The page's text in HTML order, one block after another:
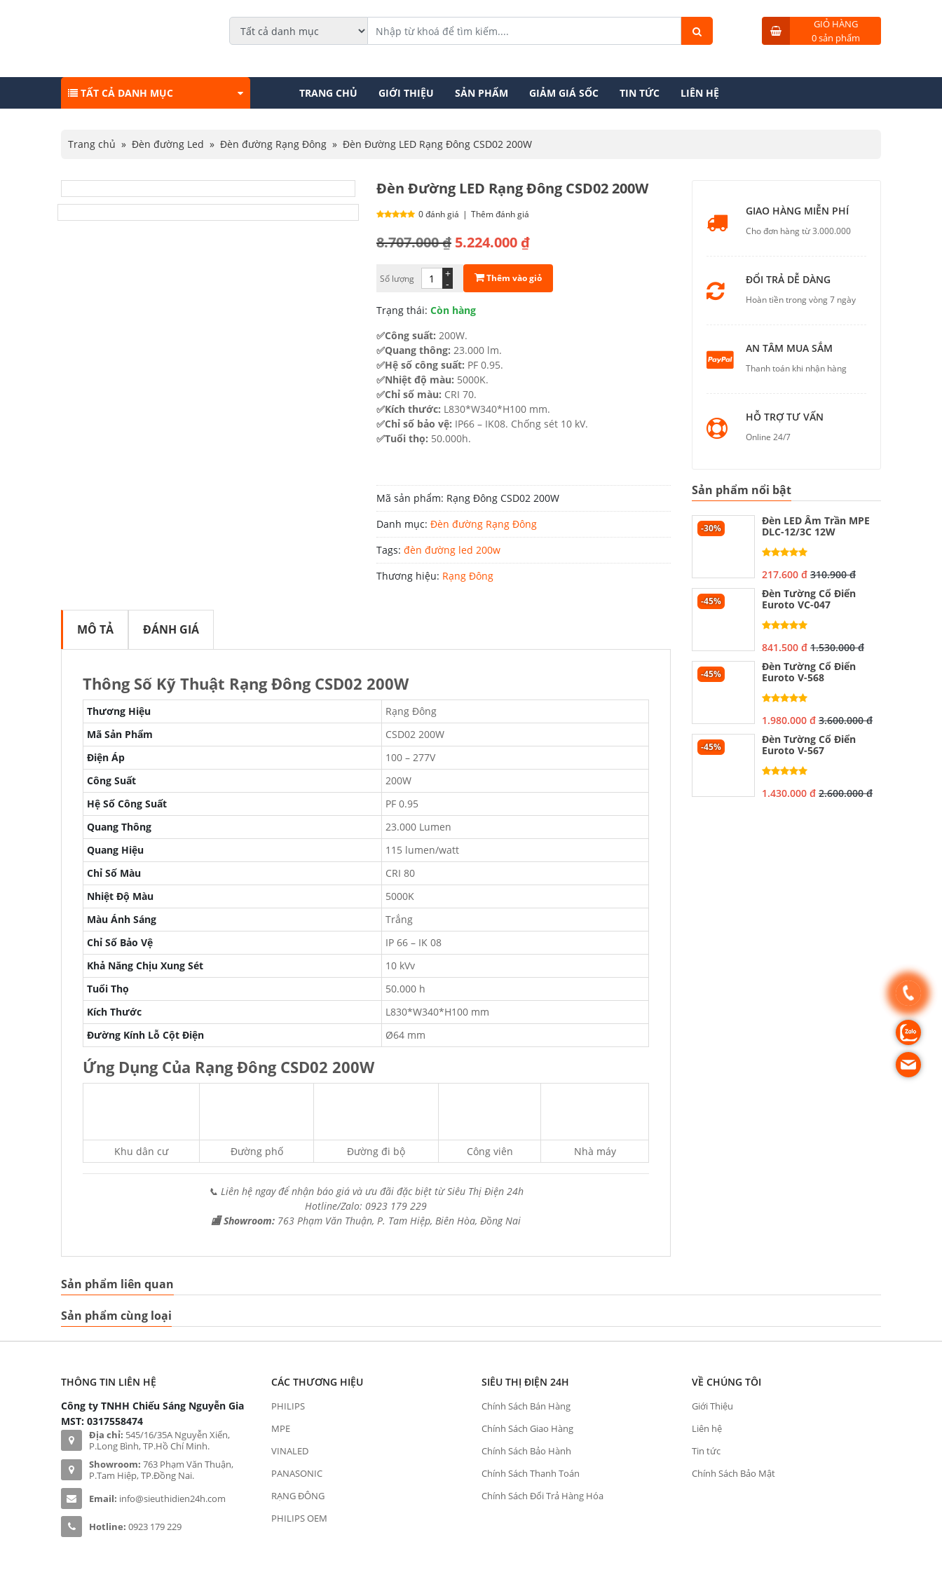
GIỎ HÀNG
0 sản phẩm
TẤT CẢ DANH MỤC TRANG CHỦ GIỚI THIỆU SẢN PHẨM GIẢM GIÁ SỐC TIN TỨC LIÊN HỆ
Trang chủ » Đèn đường Led » Đèn đường Rạng Đông » Đèn Đường LED Rạng Đông CSD02 200W
Đèn Đường LED Rạng Đông CSD02 200W
0 đánh giá | Thêm đánh giá
8.707.000₫
Giá
là:
8.707.000 ₫.
5.224.000 ₫
Giá
tại
là:
5.224.000 ₫.
Số lượng -
+ Thêm vào giỏ
Trạng thái: Còn hàng
✅Công suất: 200W.
✅Quang thông: 23.000 lm.
✅Hệ số công suất: PF 0.95.
✅Nhiệt độ màu: 5000K.
✅Chỉ số màu: CRI 70.
✅Kích thước: L830*W340*H100 mm.
✅Chỉ số bảo vệ: IP66 – IK08. Chống sét 10 kV.
✅Tuổi thọ: 50.000h.
Mã sản phẩm: Rạng Đông CSD02 200W
Danh mục: Đèn đường Rạng Đông
Tags: đèn đường led 200w
Thương hiệu: Rạng Đông
MÔ TẢ ĐÁNH GIÁ
Thông Số Kỹ Thuật Rạng Đông CSD02 200W
Thương Hiệu
Rạng Đông
Mã Sản Phẩm
CSD02 200W
Điện Áp
100 – 277V
Công Suất
200W
Hệ Số Công Suất
PF 0.95
Quang Thông
23.000 Lumen
Quang Hiệu
115 lumen/watt
Chỉ Số Màu
CRI 80
Nhiệt Độ Màu
5000K
Màu Ánh Sáng
Trắng
Chỉ Số Bảo Vệ
IP 66 – IK 08
Khả Năng Chịu Xung Sét
10 kVv
Tuổi Thọ
50.000 h
Kích Thước
L830*W340*H100 mm
Đường Kính Lỗ Cột Điện
Ø64 mm
Ứng Dụng Của Rạng Đông CSD02 200W
Khu dân cư Đường phố Đường đi bộ Công viên Nhà máy
📞 Liên hệ ngay để nhận báo giá và ưu đãi đặc biệt từ Siêu Thị Điện 24h
Hotline/Zalo: 0923 179 229
🏬 Showroom: 763 Phạm Văn Thuận, P. Tam Hiệp, Biên Hòa, Đồng Nai
GIAO HÀNG MIỄN PHÍ
Cho đơn hàng từ 3.000.000
ĐỔI TRẢ DỄ DÀNG
Hoàn tiền trong vòng 7 ngày
AN TÂM MUA SẮM
Thanh toán khi nhận hàng
HỖ TRỢ TƯ VẤN
Online 24/7
Sản phẩm nổi bật
-30%
Đèn LED Âm Trần MPE
DLC-12/3C 12W
217.600 đ 310.900 đ
-45%
Đèn Tường Cổ Điển
Euroto VC-047
841.500 đ 1.530.000 đ
-45%
Đèn Tường Cổ Điển
Euroto V-568
1.980.000 đ 3.600.000 đ
-45%
Đèn Tường Cổ Điển
Euroto V-567
1.430.000 đ 2.600.000 đ
Sản phẩm liên quan
Sản phẩm cùng loại
THÔNG TIN LIÊN HỆ
Công ty TNHH Chiếu Sáng Nguyễn Gia
MST: 0317558474
Địa chỉ: 545/16/35A Nguyễn Xiển,
P.Long Bình, TP.Hồ Chí Minh.
Showroom: 763 Phạm Văn Thuận,
P.Tam Hiệp, TP.Đồng Nai.
Email: info@sieuthidien24h.com
Hotline: 0923 179 229
CÁC THƯƠNG HIỆU
PHILIPS
MPE
VINALED
PANASONIC
RẠNG ĐÔNG
PHILIPS OEM
SIÊU THỊ ĐIỆN 24H
Chính Sách Bán Hàng
Chính Sách Giao Hàng
Chính Sách Bảo Hành
Chính Sách Thanh Toán
Chính Sách Đổi Trả Hàng Hóa
VỀ CHÚNG TÔI
Giới Thiệu
Liên hệ
Tin tức
Chính Sách Bảo Mật